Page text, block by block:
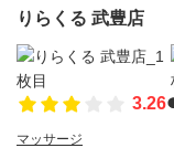
りらくる 武豊店
3.26
マッサージ